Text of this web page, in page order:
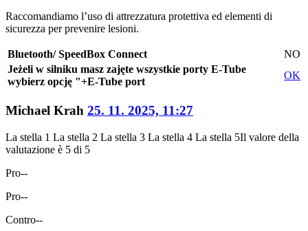
Raccomandiamo l’uso di attrezzatura protettiva ed elementi di
sicurezza per prevenire lesioni.
Bluetooth/ SpeedBox Connect
NO
Jeżeli w silniku masz zajęte wszystkie porty E-Tube
wybierz opcję "+E-Tube port
OK
Michael Krah 25. 11. 2025, 11:27
La stella 1 La stella 2 La stella 3 La stella 4 La stella 5Il valore della
valutazione è 5 di 5
Pro--
Pro--
Contro--